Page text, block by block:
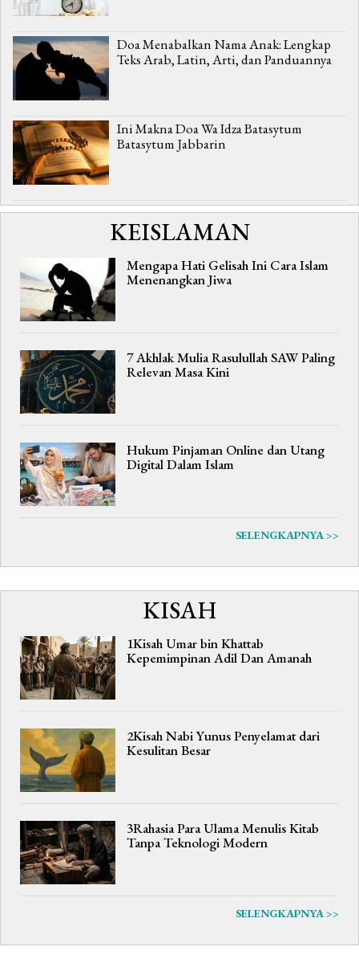
Doa Menabalkan Nama Anak: Lengkap
Teks Arab, Latin, Arti, dan Panduannya
Ini Makna Doa Wa Idza Batasytum
Batasytum Jabbarin
KEISLAMAN
Mengapa Hati Gelisah Ini Cara Islam
Menenangkan Jiwa
7 Akhlak Mulia Rasulullah SAW Paling
Relevan Masa Kini
Hukum Pinjaman Online dan Utang
Digital Dalam Islam
SELENGKAPNYA >>
KISAH
1Kisah Umar bin Khattab
Kepemimpinan Adil Dan Amanah
2Kisah Nabi Yunus Penyelamat dari
Kesulitan Besar
3Rahasia Para Ulama Menulis Kitab
Tanpa Teknologi Modern
SELENGKAPNYA >>